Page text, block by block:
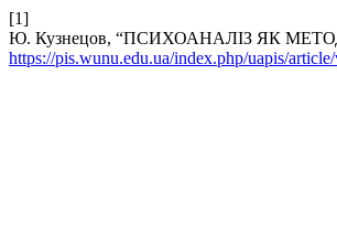
[1]
Ю. Кузнецов, “ПСИХОАНАЛІЗ ЯК
https://pis.wunu.edu.ua/index.php/uapis/